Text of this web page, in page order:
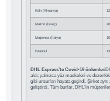
Köln (Almanya)
Malmö (İsveç)
Malpensa (İtalya)
İstanbul
DHL Express’te Covid-19 önlemleri
aldı; yalnızca yüz maskeleri ve
gibi unsurları hayata geçirdi. Şirket
geliştirdi. Tüm bunlar, DHL’in